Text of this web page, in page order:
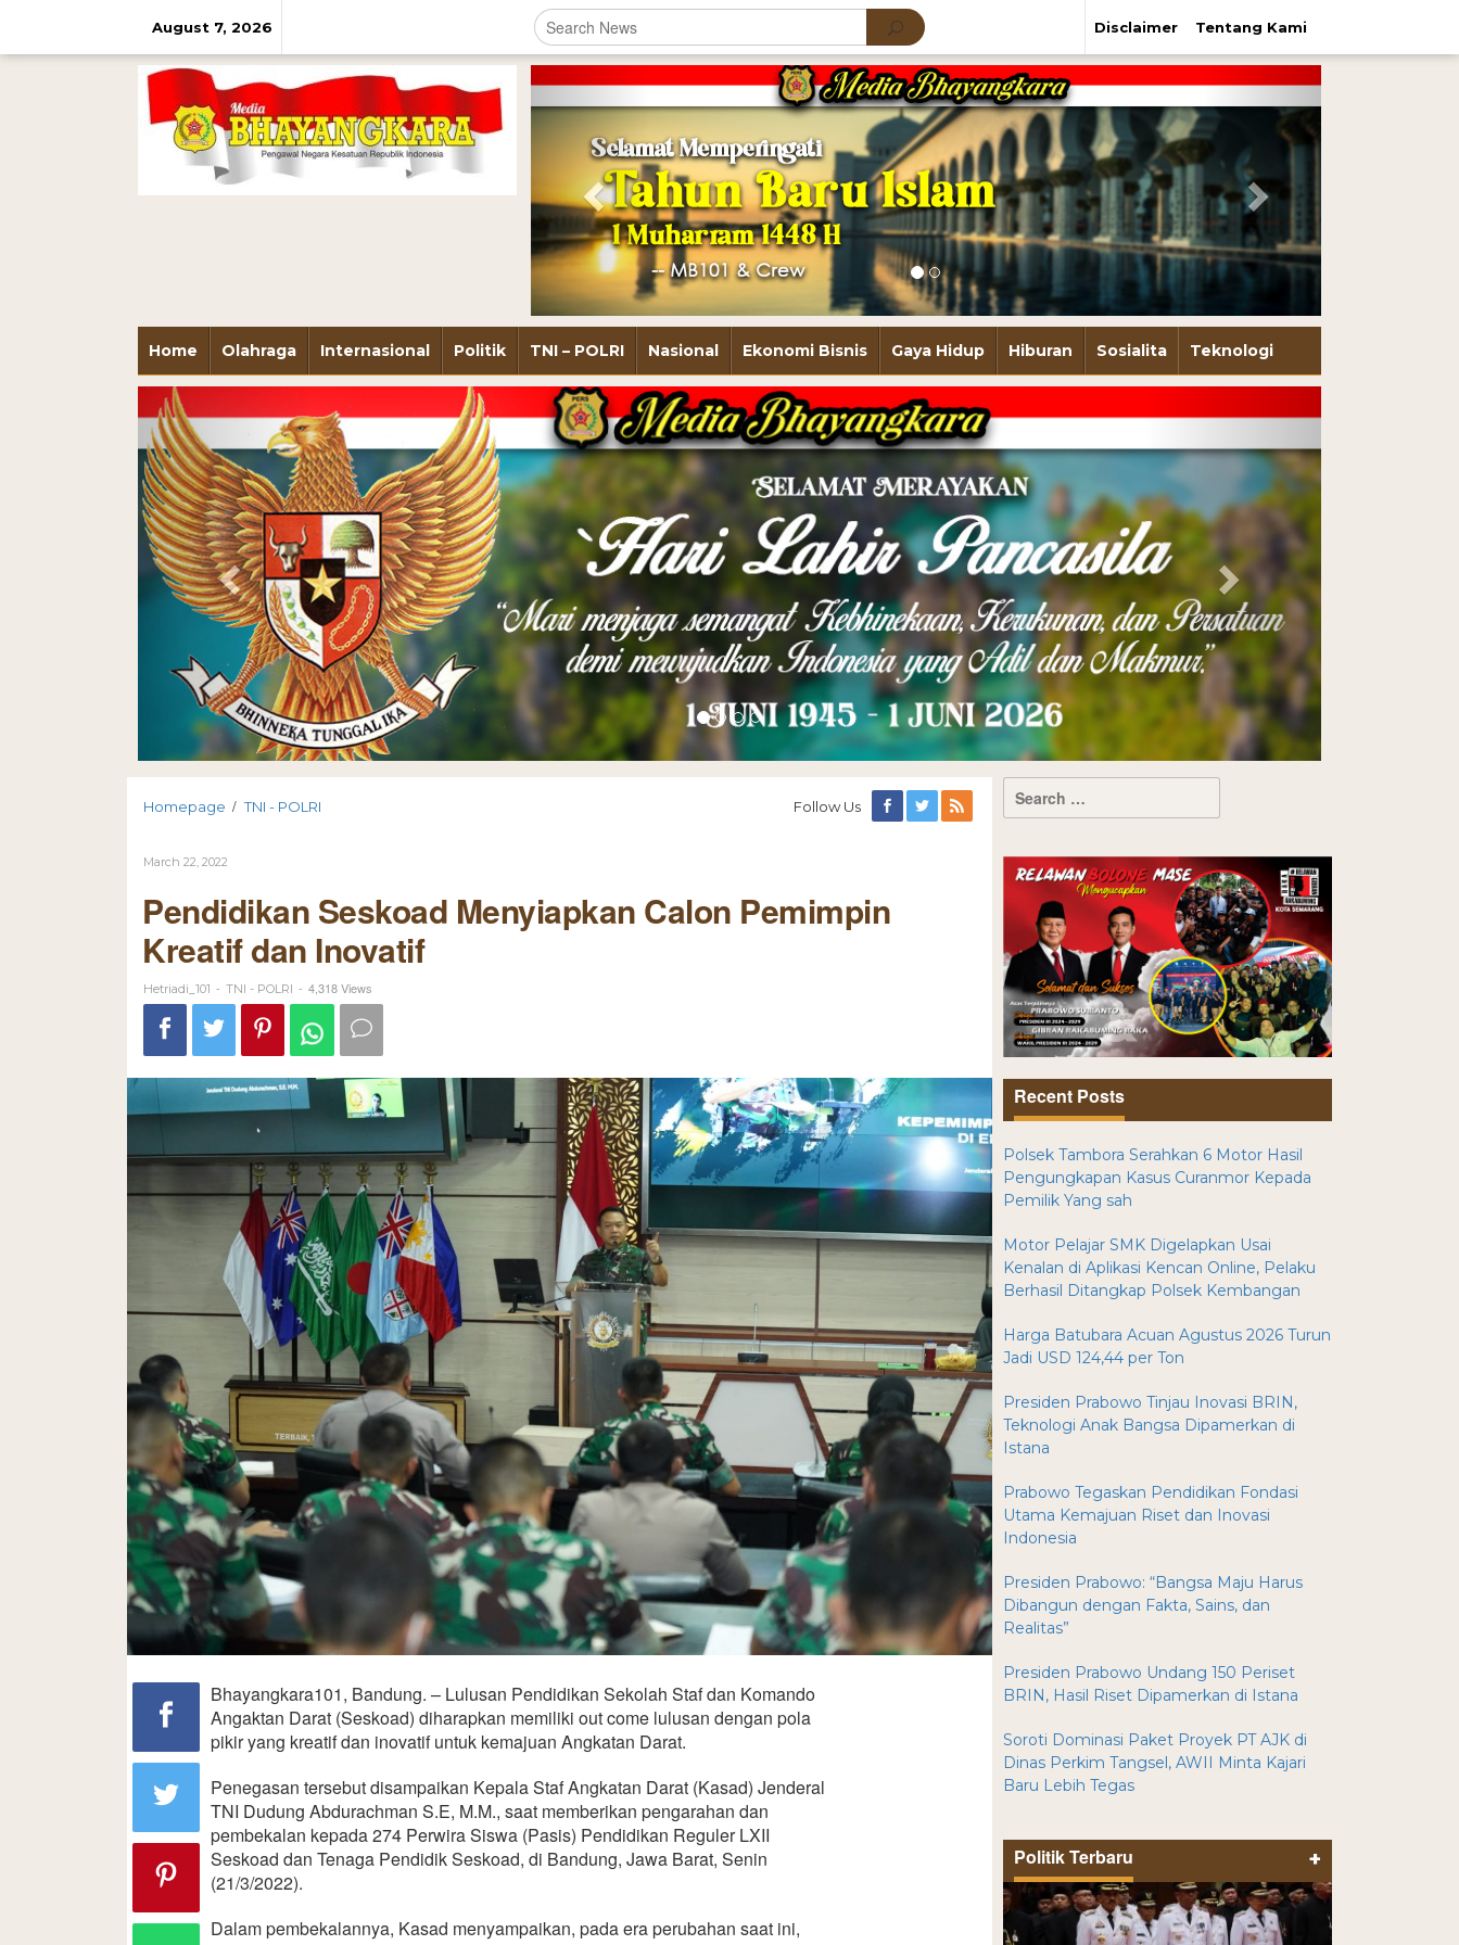
August 7, 2026 Disclaimer Tentang Kami
Previous Next
Home Olahraga Internasional Politik TNI – POLRI Nasional Ekonomi Bisnis Gaya Hidup Hiburan Sosialita Teknologi
Homepage / TNI - POLRI Follow Us
March 22, 2022
Pendidikan Seskoad Menyiapkan Calon Pemimpin
Kreatif dan Inovatif
Hetriadi_101 - TNI - POLRI - 4,318 Views
Bhayangkara101, Bandung. – Lulusan Pendidikan Sekolah Staf dan Komando
Angaktan Darat (Seskoad) diharapkan memiliki out come lulusan dengan pola
pikir yang kreatif dan inovatif untuk kemajuan Angkatan Darat.
Penegasan tersebut disampaikan Kepala Staf Angkatan Darat (Kasad) Jenderal
TNI Dudung Abdurachman S.E, M.M., saat memberikan pengarahan dan
pembekalan kepada 274 Perwira Siswa (Pasis) Pendidikan Reguler LXII
Seskoad dan Tenaga Pendidik Seskoad, di Bandung, Jawa Barat, Senin
(21/3/2022).
Dalam pembekalannya, Kasad menyampaikan, pada era perubahan saat ini,
Recent Posts
Polsek Tambora Serahkan 6 Motor Hasil
Pengungkapan Kasus Curanmor Kepada
Pemilik Yang sah
Motor Pelajar SMK Digelapkan Usai
Kenalan di Aplikasi Kencan Online, Pelaku
Berhasil Ditangkap Polsek Kembangan
Harga Batubara Acuan Agustus 2026 Turun
Jadi USD 124,44 per Ton
Presiden Prabowo Tinjau Inovasi BRIN,
Teknologi Anak Bangsa Dipamerkan di
Istana
Prabowo Tegaskan Pendidikan Fondasi
Utama Kemajuan Riset dan Inovasi
Indonesia
Presiden Prabowo: “Bangsa Maju Harus
Dibangun dengan Fakta, Sains, dan
Realitas”
Presiden Prabowo Undang 150 Periset
BRIN, Hasil Riset Dipamerkan di Istana
Soroti Dominasi Paket Proyek PT AJK di
Dinas Perkim Tangsel, AWII Minta Kajari
Baru Lebih Tegas
Politik Terbaru +